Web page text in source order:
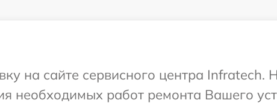
на сайте сервисного центра Infratech.
необходимых работ ремонта Вашего